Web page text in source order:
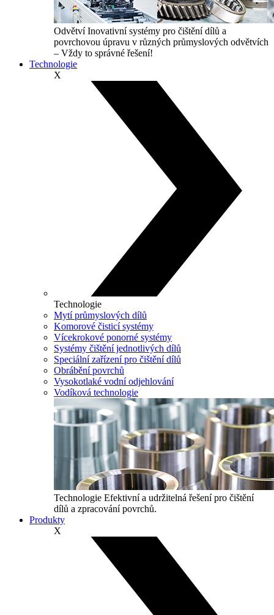
OdvětvíInovativní systémy pro čištění dílů a
povrchovou úpravu v různých průmyslových odvětvích
– Vždy to správné řešení!
Technologie
X
Technologie
Mytí průmyslových dílů
Komorové čisticí systémy
Vícekrokové ponorné systémy
Systémy čištění jednotlivých dílů
Speciální zařízení pro čištění dílů
Obrábění povrchů
Vysokotlaké vodní odjehlování
Vodíková technologie
Technologie Efektivní a udržitelná řešení pro čištění
dílů a zpracování povrchů.
Produkty
X